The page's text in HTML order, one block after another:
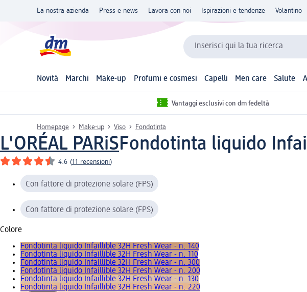
La nostra azienda Press e news Lavora con noi Ispirazioni e tendenze Volantino
Inserisci qui la tua ricerca
Novità Marchi Make-up Profumi e cosmesi Capelli Men care Salute
Vantaggi esclusivi con dm fedeltà
Homepage Make-up Viso Fondotinta
L'ORÉAL PARiSFondotinta liquido
4.6 (11 recensioni)
Con fattore di protezione solare (FPS)
Con fattore di protezione solare (FPS)
Colore
Fondotinta liquido Infaillible 32H Fresh Wear - n. 140
Fondotinta liquido Infaillible 32H Fresh Wear - n. 110
Fondotinta liquido Infaillible 32H Fresh Wear - n. 300
Fondotinta liquido Infaillible 32H Fresh Wear - n. 200
Fondotinta liquido Infaillible 32H Fresh Wear - n. 130
Fondotinta liquido Infaillible 32H Fresh Wear - n. 220